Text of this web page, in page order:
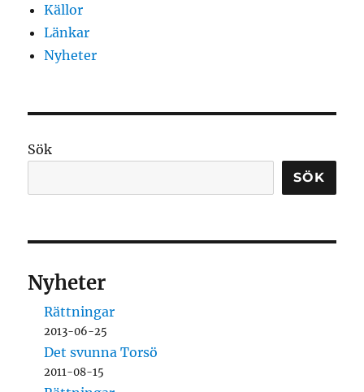
Källor
Länkar
Nyheter
Sök
SÖK
Nyheter
Rättningar
2013-06-25
Det svunna Torsö
2011-08-15